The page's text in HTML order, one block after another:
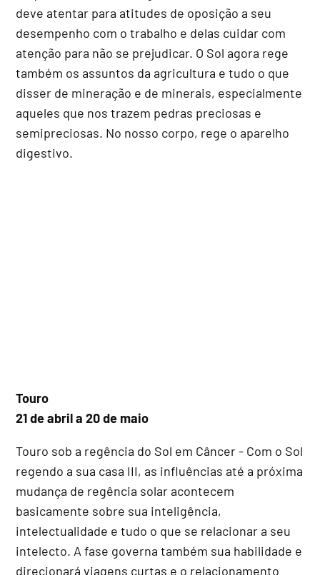
deve atentar para atitudes de oposição a seu
desempenho com o trabalho e delas cuidar com
atenção para não se prejudicar. O Sol agora rege
também os assuntos da agricultura e tudo o que
disser de mineração e de minerais, especialmente
aqueles que nos trazem pedras preciosas e
semipreciosas. No nosso corpo, rege o aparelho
digestivo.
Touro
21 de abril a 20 de maio
Touro sob a regência do Sol em Câncer - Com o Sol
regendo a sua casa III, as influências até a próxima
mudança de regência solar acontecem
basicamente sobre sua inteligência,
intelectualidade e tudo o que se relacionar a seu
intelecto. A fase governa também sua habilidade e
direcionará viagens curtas e o relacionamento